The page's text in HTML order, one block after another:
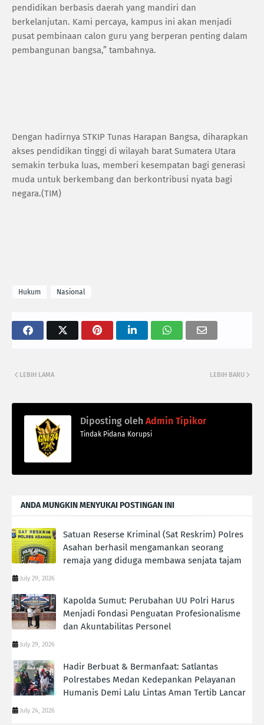
pendidikan berbasis daerah yang mandiri dan
berkelanjutan. Kami percaya, kampus ini akan menjadi
pusat pembinaan calon guru yang berperan penting dalam
pembangunan bangsa,” tambahnya.
Dengan hadirnya STKIP Tunas Harapan Bangsa, diharapkan
akses pendidikan tinggi di wilayah barat Sumatera Utara
semakin terbuka luas, memberi kesempatan bagi generasi
muda untuk berkembang dan berkontribusi nyata bagi
negara.(TIM)
Hukum Nasional
LEBIH BARU
LEBIH LAMA
Diposting oleh Admin Tipikor
Tindak Pidana Korupsi
ANDA MUNGKIN MENYUKAI POSTINGAN INI
Satuan Reserse Kriminal (Sat Reskrim) Polres
Asahan berhasil mengamankan seorang
remaja yang diduga membawa senjata tajam
July 29, 2026
Kapolda Sumut: Perubahan UU Polri Harus
Menjadi Fondasi Penguatan Profesionalisme
dan Akuntabilitas Personel
July 29, 2026
Hadir Berbuat & Bermanfaat: Satlantas
Polrestabes Medan Kedepankan Pelayanan
Humanis Demi Lalu Lintas Aman Tertib Lancar
July 24, 2026